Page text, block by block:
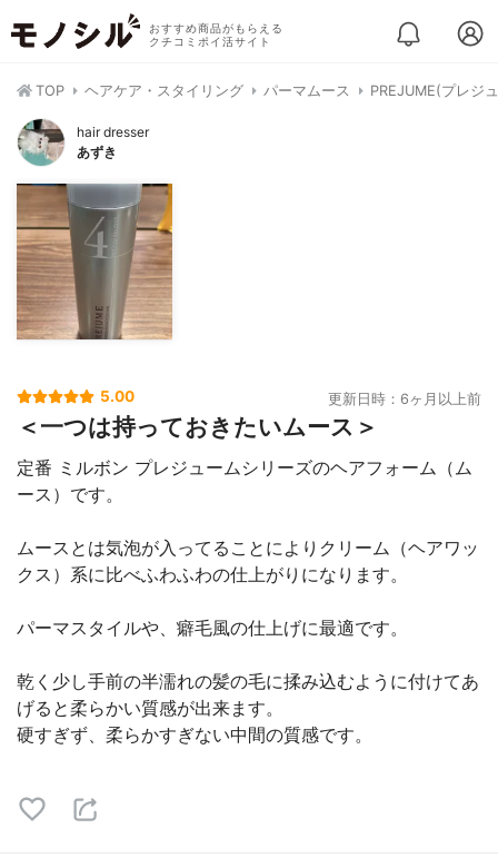
おすすめ商品がもらえる
クチコミポイ活サイト
TOP ヘアケア・スタイリング パーマムース PREJUME(プレジ
hair dresser
あずき
5.00 更新日時：6ヶ月以上前
＜一つは持っておきたいムース＞
定番 ミルボン プレジュームシリーズのヘアフォーム（ム
ース）です。
ムースとは気泡が入ってることによりクリーム（ヘアワッ
クス）系に比べふわふわの仕上がりになります。
パーマスタイルや、癖毛風の仕上げに最適です。
乾く少し手前の半濡れの髪の毛に揉み込むように付けてあ
げると柔らかい質感が出来ます。
硬すぎず、柔らかすぎない中間の質感です。